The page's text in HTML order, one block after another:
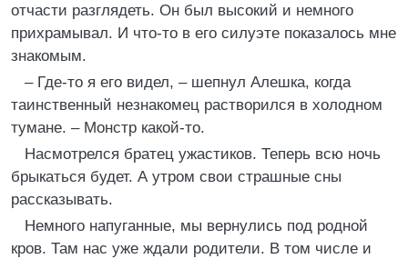
отчасти разглядеть. Он был высокий и немного
прихрамывал. И что-то в его силуэте показалось мне
знакомым.
– Где-то я его видел, – шепнул Алешка, когда
таинственный незнакомец растворился в холодном
тумане. – Монстр какой-то.
Насмотрелся братец ужастиков. Теперь всю ночь
брыкаться будет. А утром свои страшные сны
рассказывать.
Немного напуганные, мы вернулись под родной
кров. Там нас уже ждали родители. В том числе и